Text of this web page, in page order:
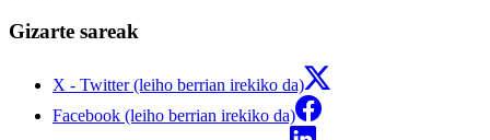
Gizarte sareak
X - Twitter (leiho berrian irekiko da)
Facebook (leiho berrian irekiko da)